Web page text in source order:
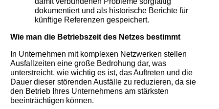
dokumentiert und als historische Berichte für
künftige Referenzen gespeichert.
Wie man die Betriebszeit des Netzes bestimmt
In Unternehmen mit komplexen Netzwerken stellen
Ausfallzeiten eine große Bedrohung dar, was
unterstreicht, wie wichtig es ist, das Auftreten und die
Dauer dieser störenden Ausfälle zu reduzieren, da sie
den Betrieb Ihres Unternehmens am stärksten
beeinträchtigen können.